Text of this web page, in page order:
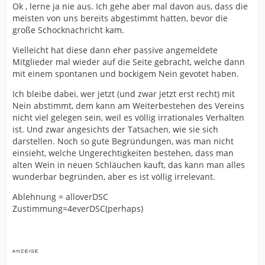
Ok , lerne ja nie aus. Ich gehe aber mal davon aus, dass die
meisten von uns bereits abgestimmt hatten, bevor die
große Schocknachricht kam.
Vielleicht hat diese dann eher passive angemeldete
Mitglieder mal wieder auf die Seite gebracht, welche dann
mit einem spontanen und bockigem Nein gevotet haben.
Ich bleibe dabei, wer jetzt (und zwar jetzt erst recht) mit
Nein abstimmt, dem kann am Weiterbestehen des Vereins
nicht viel gelegen sein, weil es völlig irrationales Verhalten
ist. Und zwar angesichts der Tatsachen, wie sie sich
darstellen. Noch so gute Begründungen, was man nicht
einsieht, welche Ungerechtigkeiten bestehen, dass man
alten Wein in neuen Schläuchen kauft, das kann man alles
wunderbar begründen, aber es ist völlig irrelevant.
Ablehnung = alloverDSC
Zustimmung=4everDSC(perhaps)